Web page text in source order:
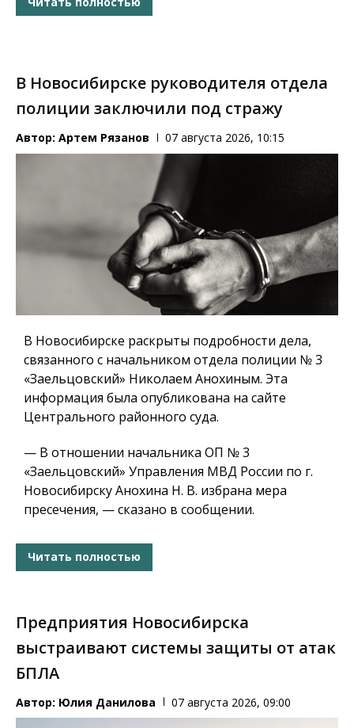
В Новосибирске руководителя отдела
полиции заключили под стражу
Автор: Артем Рязанов 07 августа 2026, 10:15
В Новосибирске раскрыты подробности дела,
связанного с начальником отдела полиции № 3
«Заельцовский» Николаем Анохиным. Эта
информация была опубликована на сайте
Центрального районного суда.
— В отношении начальника ОП № 3
«Заельцовский» Управления МВД России по г.
Новосибирску Анохина Н. В. избрана мера
пресечения, — сказано в сообщении.
Читать полностью
Предприятия Новосибирска
выстраивают системы защиты от атак
БПЛА
Автор: Юлия Данилова 07 августа 2026, 09:00